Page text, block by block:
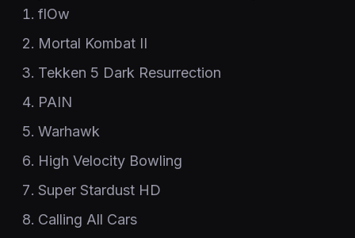
flOw
Mortal Kombat II
Tekken 5 Dark Resurrection
PAIN
Warhawk
High Velocity Bowling
Super Stardust HD
Calling All Cars